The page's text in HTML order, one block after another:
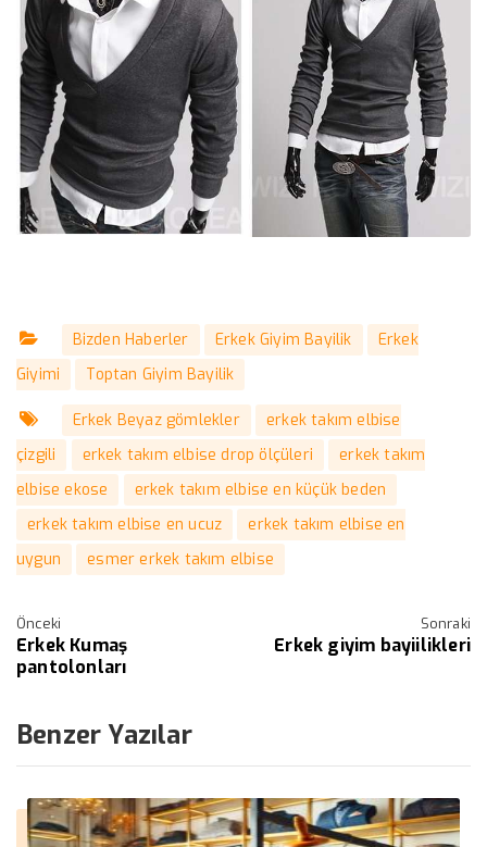
Bizden Haberler Erkek Giyim Bayilik
Erkek
Giyimi
Toptan Giyim Bayilik
Erkek Beyaz gömlekler
erkek takım elbise
çizgili
erkek takım elbise drop ölçüleri
erkek takım
elbise ekose
erkek takım elbise en küçük beden
erkek takım elbise en ucuz
erkek takım elbise en
uygun
esmer erkek takım elbise
Önceki
Erkek Kumaş
pantolonları
Sonraki
Erkek giyim bayiilikleri
Benzer Yazılar